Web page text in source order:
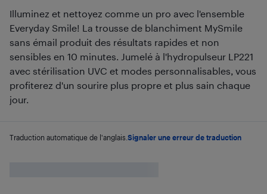
Illuminez et nettoyez comme un pro avec l'ensemble
Everyday Smile! La trousse de blanchiment MySmile
sans émail produit des résultats rapides et non
sensibles en 10 minutes. Jumelé à l'hydropulseur LP221
avec stérilisation UVC et modes personnalisables, vous
profiterez d'un sourire plus propre et plus sain chaque
jour.
Traduction automatique de l'anglais. Signaler une erreur de traduction